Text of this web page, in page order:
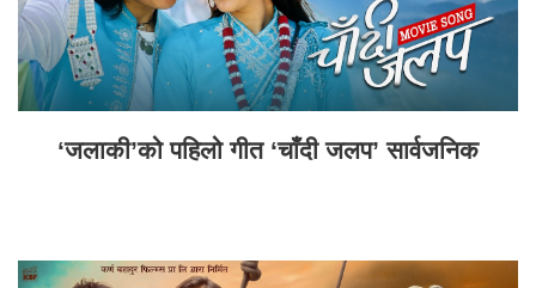
‘जलाकी’को पहिलो गीत ‘चाँदी जलप’ सार्वजनिक